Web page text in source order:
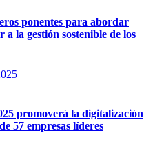
ponentes para abordar
la gestión sostenible de los
promoverá la digitalización
57 empresas líderes